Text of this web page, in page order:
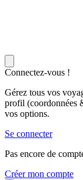
Connectez-vous !
Gérez tous vos
profil (coordonnées
vos options.
Se connecter
Pas encore de
Créer mon compte